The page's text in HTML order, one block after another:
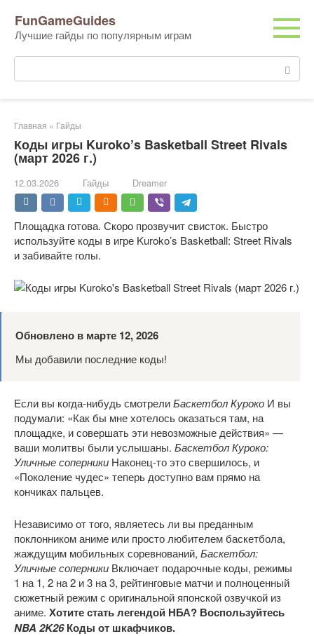
контенту
FunGameGuides
Лучшие гайды по популярным играм
Поиск:
Главная » Гайды
Коды игры Kuroko’s Basketball Street Rivals
(март 2026 г.)
12.03.2026 Гайды Dreamer
Площадка готова. Скоро прозвучит свисток. Быстро
используйте коды в игре Kuroko’s Basketball: Street Rivals
и забивайте голы.
Обновлено в марте 12, 2026
Мы добавили последние коды!
Если вы когда-нибудь смотрелиБаскетбол Куроко И вы
подумали: «Как бы мне хотелось оказаться там, на
площадке, и совершать эти невозможные действия» —
ваши молитвы были услышаны. Баскетбол Куроко:
Уличные соперники Наконец-то это свершилось, и
«Поколение чудес» теперь доступно вам прямо на
кончиках пальцев.
Независимо от того, являетесь ли вы преданным
поклонником аниме или просто любителем баскетбола,
жаждущим мобильных соревнований, Баскетбол:
Уличные соперники Включает подарочные коды, режимы
1 на 1, 2 на 2 и 3 на 3, рейтинговые матчи и полноценный
сюжетный режим с оригинальной японской озвучкой из
аниме. Хотите стать легендой НБА? Воспользуйтесь
NBA 2K26Коды от шкафчиков.